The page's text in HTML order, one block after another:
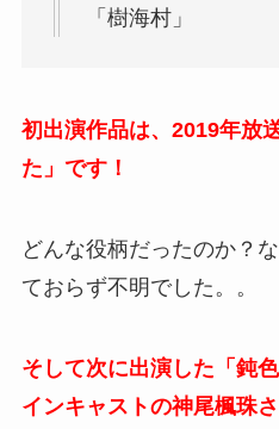
「樹海村」
初出演作品は、2019年放
た」です！
どんな役柄だったのか？
ておらず不明でした。。
そして次に出演した「鈍
インキャストの神尾楓珠